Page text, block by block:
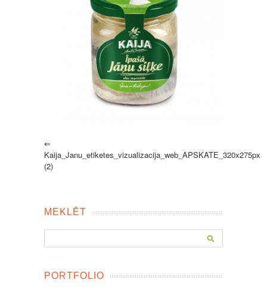
⇐
Kaija_Janu_etiketes_vizualizacija_web_APSKATE_320x275px
(2)
MEKLĒT
PORTFOLIO